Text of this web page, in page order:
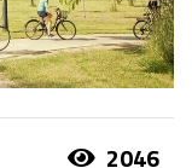
2046